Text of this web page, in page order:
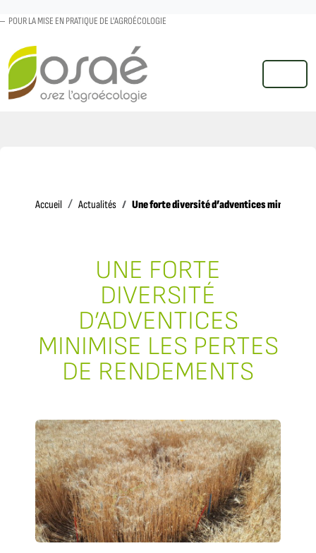
POUR LA MISE EN PRATIQUE DE L'AGROÉCOLOGIE
MENU
Accueil AccueilActualités Une forte diversité d’adventices minimise
UNE FORTE
DIVERSITÉ
D’ADVENTICES
MINIMISE LES PERTES
DE RENDEMENTS